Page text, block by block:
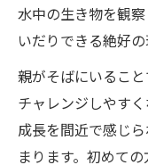
水中の生き物を観
いだりできる絶好の
親がそばにいるこ
チャレンジしやす
成長を間近で感じ
まります。初めて